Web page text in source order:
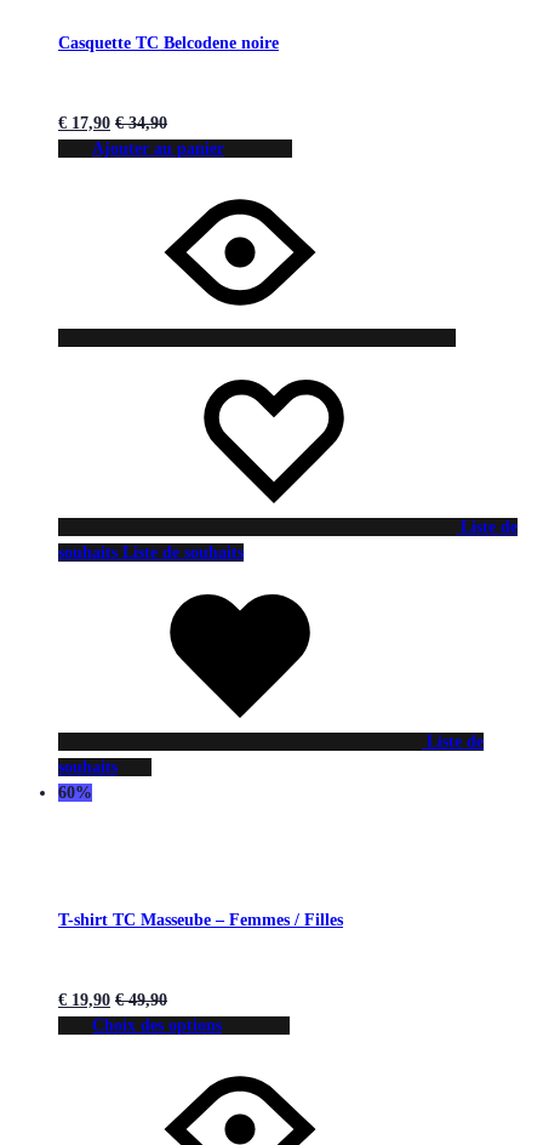
Casquette TC Belcodene noire
€ 17,90 €34,90
Ajouter au panier
Liste de
souhaits Liste de souhaits
Liste de
souhaits
60%
T-shirt TC Masseube – Femmes / Filles
€ 19,90 €49,90
Choix des options